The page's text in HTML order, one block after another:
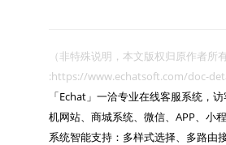
（非特殊说明，本文版权归原作者所
:https://www.echatsoft.com/doc-
「Echat」一洽专业在线客服系统，
机网站、商城系统、微信、APP、小
系统智能支持：多样式选择、多路由